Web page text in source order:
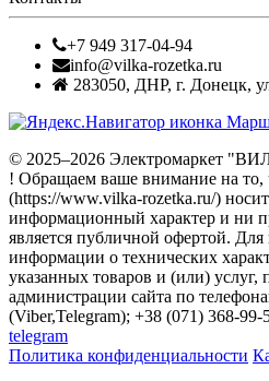
+7 949 317-04-94
info@vilka-rozetka.ru
283050, ДНР, г. Донецк,
© 2025–2026 Электромаркет
! Обращаем ваше внимание на то,
(https://www.vilka-rozetka.ru/)
информационный характер и ни
является публичной офертой.
информации о технических
указанных товаров и (или) услуг,
администрации сайта по
(Viber,Telegram); +38 (071) 368-99-
telegram
Политика конфиденциальности